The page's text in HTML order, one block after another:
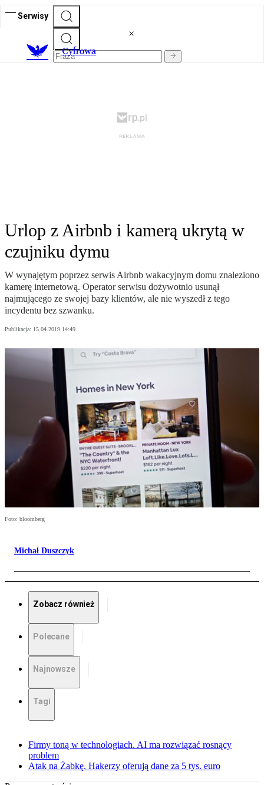
Serwisy
Cyfrowa
Urlop z Airbnb i kamerą ukrytą w
czujniku dymu
W wynajętym poprzez serwis Airbnb wakacyjnym domu znaleziono
kamerę internetową. Operator serwisu dożywotnio usunął
najmującego ze swojej bazy klientów, ale nie wyszedł z tego
incydentu bez szwanku.
Publikacja: 15.04.2019 14:49
Foto: bloomberg
Michał Duszczyk
Zobacz również
Polecane
Najnowsze
Tagi
Firmy toną w technologiach. AI ma rozwiązać rosnący
problem
Atak na Żabkę. Hakerzy oferują dane za 5 tys. euro